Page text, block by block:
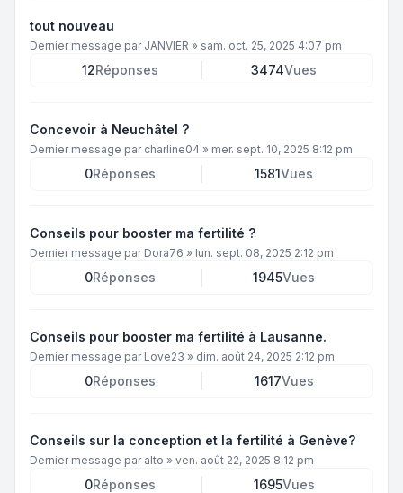
tout nouveau
Dernier message par JANVIER » sam. oct. 25, 2025 4:07 pm
12Réponses 3474Vues
Concevoir à Neuchâtel ?
Dernier message par charline04 » mer. sept. 10, 2025 8:12 pm
0Réponses 1581Vues
Conseils pour booster ma fertilité ?
Dernier message par Dora76 » lun. sept. 08, 2025 2:12 pm
0Réponses 1945Vues
Conseils pour booster ma fertilité à Lausanne.
Dernier message par Love23 » dim. août 24, 2025 2:12 pm
0Réponses 1617Vues
Conseils sur la conception et la fertilité à Genève?
Dernier message par alto » ven. août 22, 2025 8:12 pm
0Réponses 1695Vues